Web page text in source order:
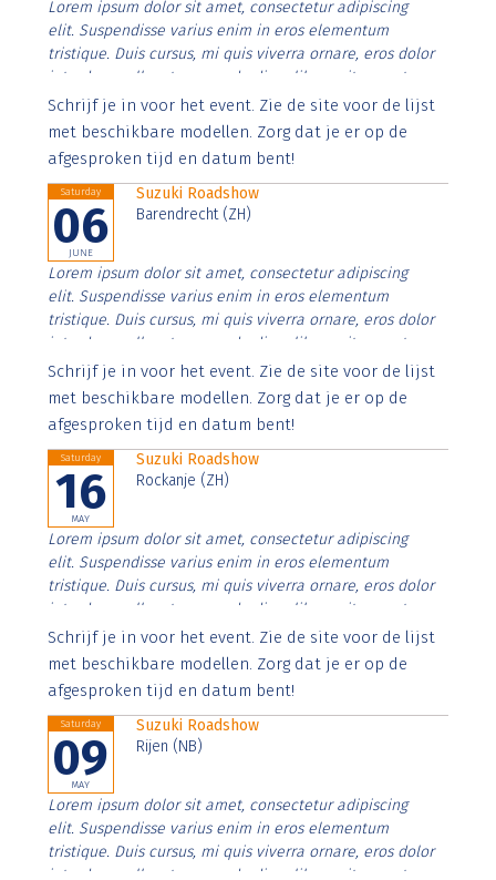
Lorem ipsum dolor sit amet, consectetur adipiscing
elit. Suspendisse varius enim in eros elementum
tristique. Duis cursus, mi quis viverra ornare, eros dolor
interdum nulla, ut commodo diam libero vitae erat.
Aenean faucibus nibh et justo cursus id rutrum lorem
imperdiet. Nunc ut sem vitae risus tristique posuere.
Schrijf je in voor het event. Zie de site voor de lijst
met beschikbare modellen. Zorg dat je er op de
afgesproken tijd en datum bent!
Saturday
06
JUNE
Suzuki Roadshow
Barendrecht (ZH)
Lorem ipsum dolor sit amet, consectetur adipiscing
elit. Suspendisse varius enim in eros elementum
tristique. Duis cursus, mi quis viverra ornare, eros dolor
interdum nulla, ut commodo diam libero vitae erat.
Aenean faucibus nibh et justo cursus id rutrum lorem
imperdiet. Nunc ut sem vitae risus tristique posuere.
Schrijf je in voor het event. Zie de site voor de lijst
met beschikbare modellen. Zorg dat je er op de
afgesproken tijd en datum bent!
Saturday
16
MAY
Suzuki Roadshow
Rockanje (ZH)
Lorem ipsum dolor sit amet, consectetur adipiscing
elit. Suspendisse varius enim in eros elementum
tristique. Duis cursus, mi quis viverra ornare, eros dolor
interdum nulla, ut commodo diam libero vitae erat.
Aenean faucibus nibh et justo cursus id rutrum lorem
imperdiet. Nunc ut sem vitae risus tristique posuere.
Schrijf je in voor het event. Zie de site voor de lijst
met beschikbare modellen. Zorg dat je er op de
afgesproken tijd en datum bent!
Saturday
09
MAY
Suzuki Roadshow
Rijen (NB)
Lorem ipsum dolor sit amet, consectetur adipiscing
elit. Suspendisse varius enim in eros elementum
tristique. Duis cursus, mi quis viverra ornare, eros dolor
interdum nulla, ut commodo diam libero vitae erat.